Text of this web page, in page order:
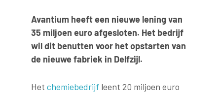
Avantium heeft een nieuwe lening van
35 miljoen euro afgesloten. Het bedrijf
wil dit benutten voor het opstarten van
de nieuwe fabriek in Delfzijl.
Het chemiebedrijf leent 20 miljoen euro